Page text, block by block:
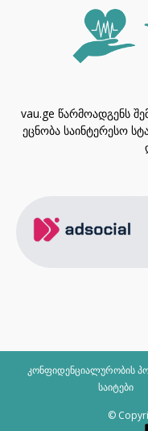
vau.ge წარმოადგენს
ეცნობა საინტერესო
კონფიდენციალურობის
საიტები
©